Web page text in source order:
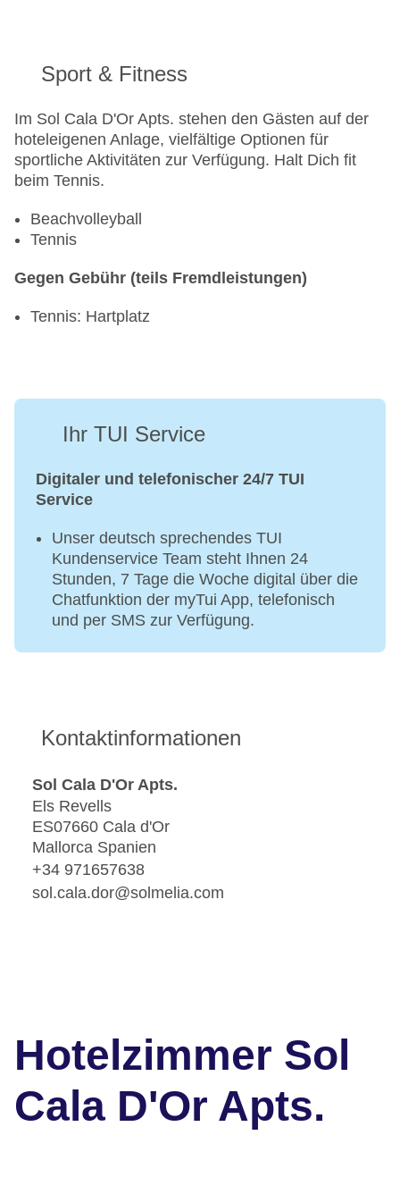
Sport & Fitness
Im Sol Cala D'Or Apts. stehen den Gästen auf der
hoteleigenen Anlage, vielfältige Optionen für
sportliche Aktivitäten zur Verfügung. Halt Dich fit
beim Tennis.
Beachvolleyball
Tennis
Gegen Gebühr (teils Fremdleistungen)
Tennis: Hartplatz
Ihr TUI Service
Digitaler und telefonischer 24/7 TUI
Service
Unser deutsch sprechendes TUI
Kundenservice Team steht Ihnen 24
Stunden, 7 Tage die Woche digital über die
Chatfunktion der myTui App, telefonisch
und per SMS zur Verfügung.
Kontaktinformationen
Sol Cala D'Or Apts.
Els Revells
ES07660 Cala d'Or
Mallorca Spanien
+34 971657638
sol.cala.dor@solmelia.com
Hotelzimmer Sol
Cala D'Or Apts.